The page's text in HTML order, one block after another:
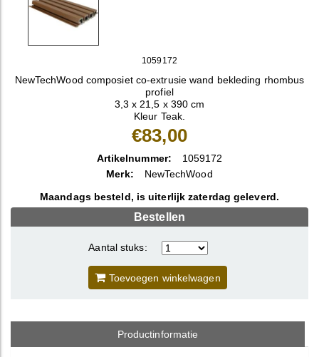
1059172
NewTechWood composiet co-extrusie wand bekleding rhombus
profiel
3,3 x 21,5 x 390 cm
Kleur Teak.
€83,00
Artikelnummer:
1059172
Merk:
NewTechWood
Maandags besteld, is uiterlijk zaterdag geleverd.
Bestellen
Aantal stuks:
Toevoegen winkelwagen
Productinformatie